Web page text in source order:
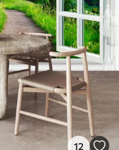
12